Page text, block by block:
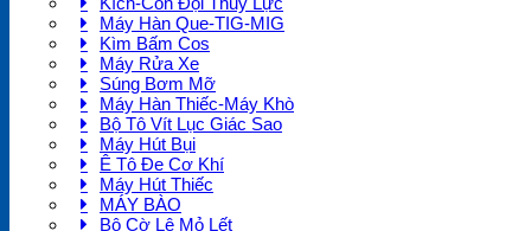
Máy Hàn Que-TIG-MIG
Kìm Bấm Cos
Máy Rửa Xe
Súng Bơm Mỡ
Máy Hàn Thiếc-Máy Khò
Bộ Tô Vít Lục Giác Sao
Máy Hút Bụi
Ê Tô Đe Cơ Khí
Máy Hút Thiếc
MÁY BÀO
Bộ Cờ Lê Mỏ Lết